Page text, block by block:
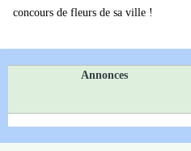
concours de fleurs de sa ville !
Annonces